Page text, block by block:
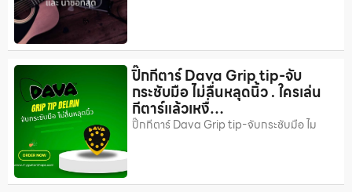
ปิ๊กกีตาร์ Dava Grip tip-จับ
กระชับมือ ไม่ลื่นหลุดนิ้ว . ใครเล่น
กีตาร์แล้วเหงื่…
ปิ๊กกีตาร์ Dava Grip tip-จับกระชับมือ ไม